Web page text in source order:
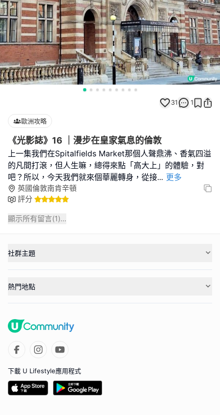
31 1
歐洲攻略
《光影誌》16 ｜漫步在皇家氣息的倫敦
上一集我們在Spitalfields Market那個人聲鼎沸、香氣四溢
的凡間打滾，但人生嘛，總得來點「高大上」的體驗，對
吧？所以，今天我們就來個華麗轉身，從接... 更多
英國倫敦南肯辛頓
評分
顯示所有留言(1)...
社群主題
熱門地點
下載 U Lifestyle應用程式